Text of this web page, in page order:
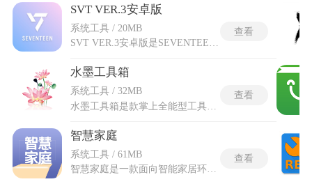
SVT VER.3安卓版
系统工具 / 20MB
查看
水墨工具箱
系统工具 / 32MB
查看
智慧家庭
系统工具 / 61MB
智慧家庭是一款面向智能家居环境的综合管理软件，以简化设备接入与场景配置为核心，让居家智能系统的建立与调整变得更为省时省力。用户只需启动一键发现功能，即可扫描并添加房间内的智能设备，系统会自动将其绑定至主机之下，省去逐个配对的繁琐步骤。完成部署后，可便捷创建并管理各类智能场景，使灯光、温调、安防等设备按设定逻辑协同运作。界面排布直观，设备与场景分区明晰，便于快速定位与更改设置。
查看